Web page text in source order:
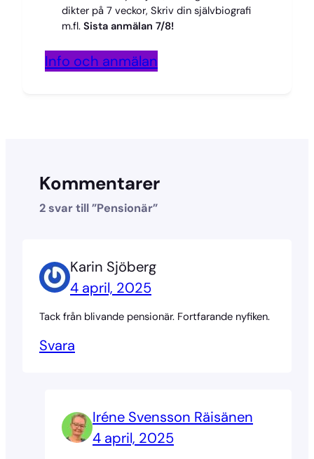
dikter på 7 veckor, Skriv din självbiografi
m.fl. Sista anmälan 7/8!
Info och anmälan
Kommentarer
2 svar till ”Pensionär”
Karin Sjöberg
4 april, 2025
Tack från blivande pensionär. Fortfarande nyfiken.
Svara
Iréne Svensson Räisänen
4 april, 2025